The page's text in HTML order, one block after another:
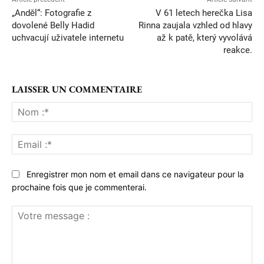
„Anděl“: Fotografie z
dovolené Belly Hadid
uchvacují uživatele internetu
V 61 letech herečka Lisa
Rinna zaujala vzhled od hlavy
až k patě, který vyvolává
reakce.
LAISSER UN COMMENTAIRE
:*
:*
Enregistrer mon nom et email dans ce navigateur pour la
prochaine fois que je commenterai.